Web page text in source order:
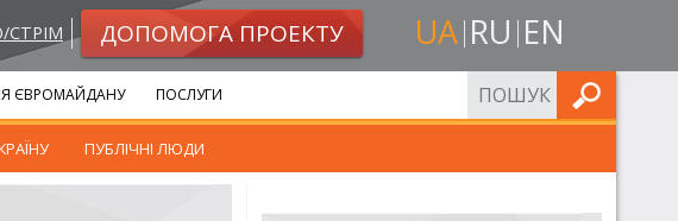
СТРІМ ДОПОМОГА ПРОЕКТУ UA RU EN
ПУБЛІЧНІ ЛЮДИ
ЄВРОМАЙДАНУ ПОСЛУГИ ШУКАТИ